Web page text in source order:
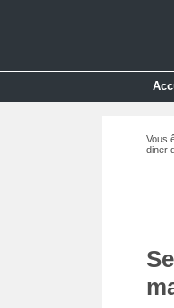
Vous
diner